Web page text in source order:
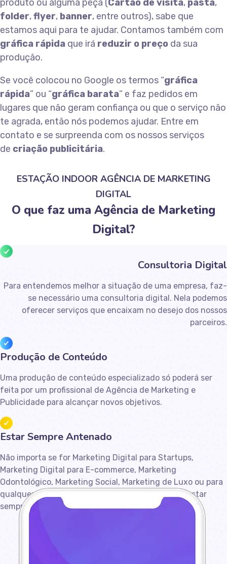
produto ou alguma peça (Cartão de visita, pasta,
folder,flyer, banner, entre outros), sabe que
estamos aqui para te ajudar. Contamos também com
gráfica rápida que irá reduzir o preço da sua
produção.
Se você colocou no Google os termos “gráfica
rápida” ou “gráfica barata” e faz pedidos em
lugares que não geram confiança ou que o serviço não
te agrada, então nós podemos ajudar. Entre em
contato e se surpreenda com os nossos serviços
de criação publicitária.
ESTAÇÃO INDOOR AGÊNCIA DE MARKETING
DIGITAL
O que faz uma Agência de Marketing
Digital?​
Consultoria Digital
Para entendemos melhor a situação de uma empresa, faz-
se necessário uma consultoria digital. Nela podemos
oferecer serviços que encaixam no desejo dos nossos
parceiros.​
Produção de Conteúdo
Uma produção de conteúdo especializado só poderá ser
feita por um profissional de Agência de Marketing e
Publicidade para alcançar novos objetivos.
Estar Sempre Antenado
Não importa se for Marketing Digital para Startups,
Marketing Digital para E-commerce, Marketing
Odontológico, Marketing Social, Marketing de Luxo ou para
qualquer outro tipo de mercado, a empresa deve estar
sempre trazendo novidades para sua realidade.​